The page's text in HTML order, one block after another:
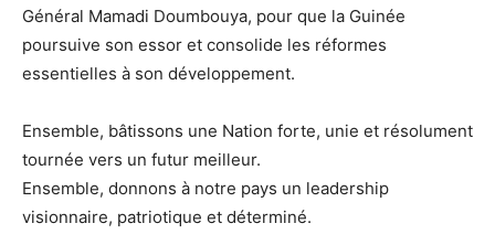
Général Mamadi Doumbouya, pour que la Guinée
poursuive son essor et consolide les réformes
essentielles à son développement.
Ensemble, bâtissons une Nation forte, unie et résolument
tournée vers un futur meilleur.
Ensemble, donnons à notre pays un leadership
visionnaire, patriotique et déterminé.